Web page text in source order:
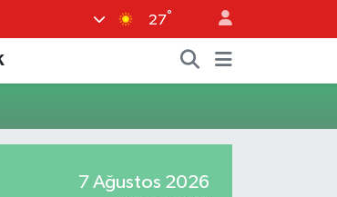
27°
7 Ağustos 2026